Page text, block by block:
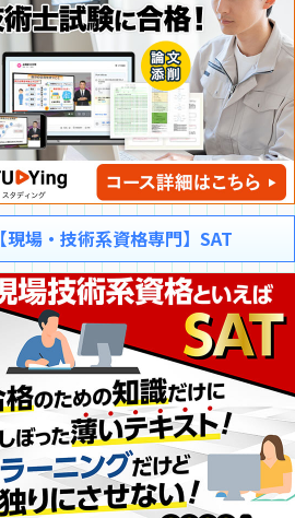
【現場・技術系資格専門】SAT